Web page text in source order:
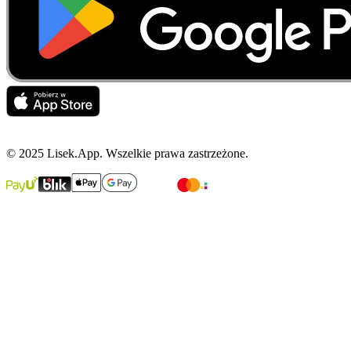
© 2025 Lisek.App. Wszelkie prawa zastrzeżone.